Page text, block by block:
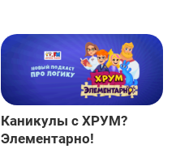
Каникулы с ХРУМ?
Элементарно!